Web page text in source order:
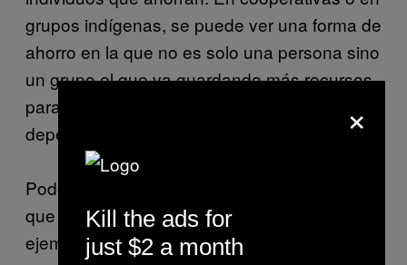
grupos indígenas, se puede ver una forma de
ahorro en la que no es solo una persona sino
un grupo el que va guardando más recursos
para lo que viene, y de ese ahorro puede
depender también la identidad del grupo.
Podemos encontrar otros ejemplos en los
que se ahorra. Ciertas comunidades, por
ejemplo, ahorran y planean para el futuro
×
Kill the ads for
just $2 a month